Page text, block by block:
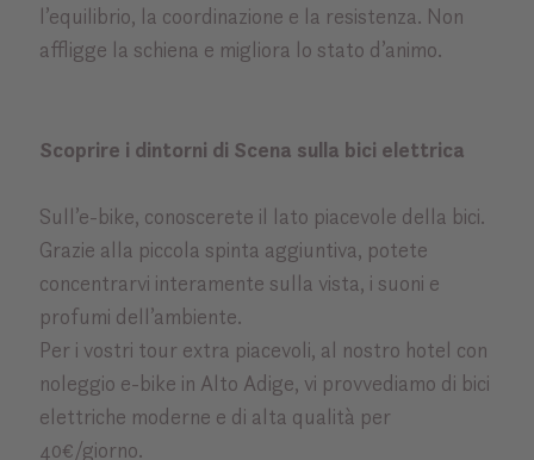
l’equilibrio, la coordinazione e la resistenza. Non
affligge la schiena e migliora lo stato d’animo.
Scoprire i dintorni di Scena sulla bici elettrica
Sull’e-bike, conoscerete il lato piacevole della bici.
Grazie alla piccola spinta aggiuntiva, potete
concentrarvi interamente sulla vista, i suoni e
profumi dell’ambiente.
Per i vostri tour extra piacevoli, al nostro hotel con
noleggio e-bike in Alto Adige, vi provvediamo di bici
elettriche moderne e di alta qualità per
40€/giorno.